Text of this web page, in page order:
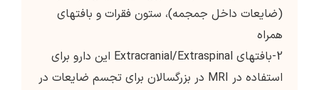
(ضایعات داخل جمجمه)، ستون فقرات و بافتهای
همراه
2-بافتهای Extracranial/Extraspinal این دارو برای
استفاده در MRI در بزرگسالان برای تجسم ضایعات در